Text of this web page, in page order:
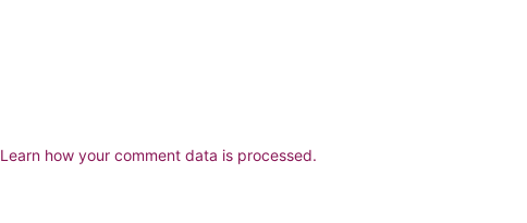
Learn how your comment data is processed.